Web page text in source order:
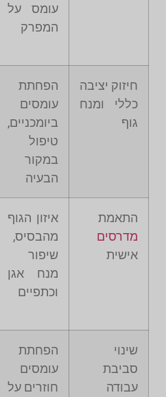
עומס על
המפרק
חיזוק יציבה
כללי ומנח
גוף
הפחתת
עומסים
ביומכניים,
טיפול
במקור
הבעיה
התאמת
מדרסים
אישית
איזון הגוף
מהבסיס,
שיפור
מנח אגן
וכתפיים
שינוי
סביבת
עבודה
הפחתת
עומסים
חוזרים על